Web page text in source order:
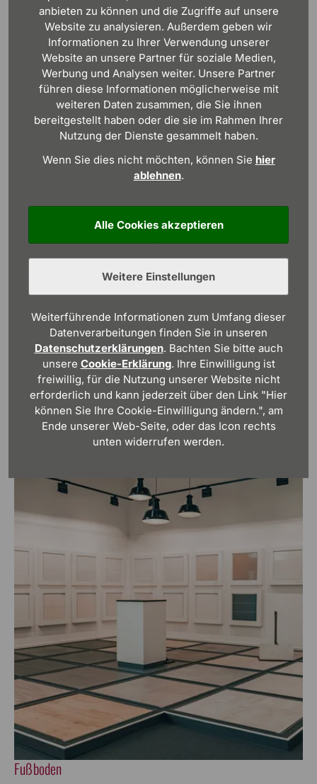
anbieten zu können und die Zugriffe auf unsere
Website zu analysieren. Außerdem geben wir
Informationen zu Ihrer Verwendung unserer
Website an unsere Partner für soziale Medien,
Werbung und Analysen weiter. Unsere Partner
führen diese Informationen möglicherweise mit
weiteren Daten zusammen, die Sie ihnen
bereitgestellt haben oder die sie im Rahmen Ihrer
Nutzung der Dienste gesammelt haben.
Wenn Sie dies nicht möchten, können Sie hier
ablehnen.
Alle Cookies akzeptieren
Weitere Einstellungen
Weiterführende Informationen zum Umfang dieser
Datenverarbeitungen finden Sie in unseren
Datenschutzerklärungen. Bachten Sie bitte auch
unsere Cookie-Erklärung. Ihre Einwilligung ist
freiwillig, für die Nutzung unserer Website nicht
erforderlich und kann jederzeit über den Link "Hier
können Sie Ihre Cookie-Einwilligung ändern.", am
Ende unserer Web-Seite, oder das Icon rechts
unten widerrufen werden.
– planen Sie direkt bei der Bemusterung mit unseren
SpezialistInnen Ihr individuelles Bad! Der Vorteil an
unserer Bemusterungshalle ist, dass wir hier auf
großer Fläche unsere hochwertigen Sanitärobjekte
zeigen können. Wir bieten Ihnen eine große Auswahl
an unterschiedlichen Badkeramiken, wunderschönen
Bodenfliesen, Waschbecken, Bade- und
Duschwannen sowie Armaturen. »Ganz nach Ihren
Wünschen ist es Ihnen möglich, Ihre Dusche
bodengleich oder mit einer Duschtasse zu verbauen.
Ähnlich ist es mit den dazugehörigen Duschbrausen
anschließend auszuwählen.«, so unsere
Innenarchitektin Ramona Wangard.
In unseren Bemusterungszentren präsentieren wir
zudem viele Ausstattungsmerkmale in sogenannten
»Stilwelten«: Hier finden Sie beispielsweise
Badezimmerlösungen mit etlichen Einzelbausteinen,
die perfekt zusammenpassen. Extravagant, puristisch
oder vielleicht im skandinavischen Look? Wählen Sie
aus stilsicher arrangierten Badobjekten und
Armaturen!
Fußboden